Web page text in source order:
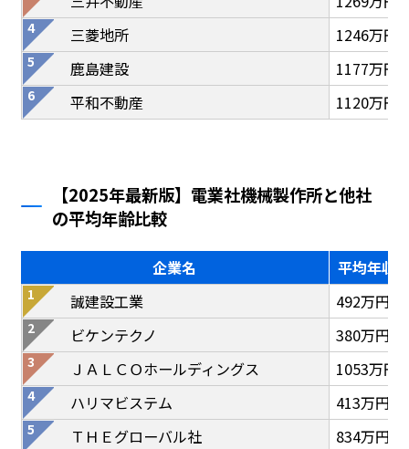
三菱地所
1246万円
鹿島建設
1177万円
平和不動産
1120万円
【2025年最新版】電業社機械製作所と他社
の平均年齢比較
企業名
平均年収
誠建設工業
492万円
ビケンテクノ
380万円
ＪＡＬＣＯホールディングス
1053万円
ハリマビステム
413万円
ＴＨＥグローバル社
834万円